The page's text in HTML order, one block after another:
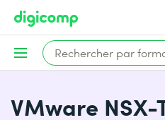
VMware NSX-